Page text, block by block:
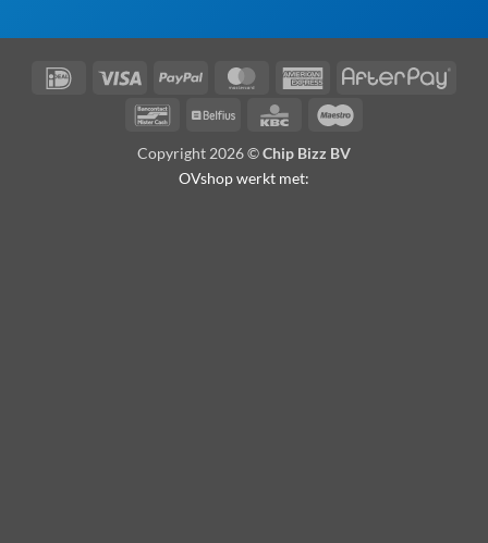
IDeal Visa PayPal MasterCardAmerican
Express
BancontactBelfius KBC
Copyright 2026 ©Chip Bizz BV
OVshop werkt met: